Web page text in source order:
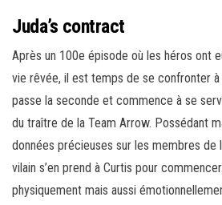
Juda’s contract
Après un 100e épisode où les héros ont
vie rêvée, il est temps de se confronter
passe la seconde et commence à se
du traître de la Team Arrow. Possédant
données précieuses sur les membres de
vilain s’en prend à Curtis pour
physiquement mais aussi